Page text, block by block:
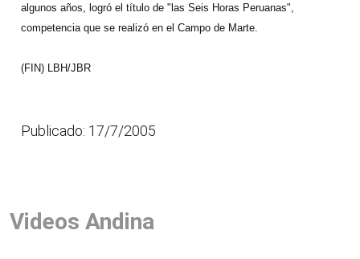
algunos años, logró el título de "las Seis Horas Peruanas",
competencia que se realizó en el Campo de Marte.
(FIN) LBH/JBR
Publicado: 17/7/2005
Videos Andina